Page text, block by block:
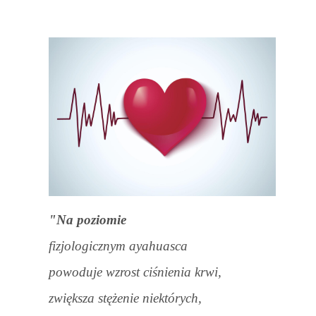
"Na poziomie
fizjologicznym ayahuasca
powoduje wzrost ciśnienia krwi,
zwiększa stężenie niektórych,